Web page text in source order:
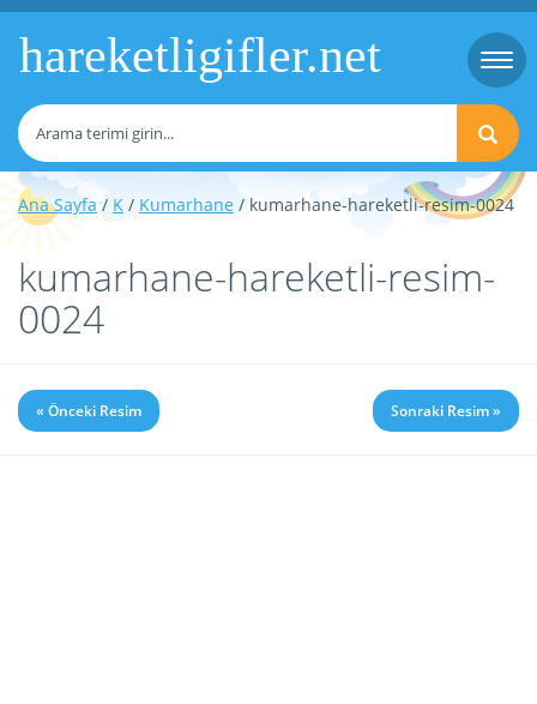
hareketligifler.net
Ana Sayfa/ K / Kumarhane / kumarhane-hareketli-resim-0024
kumarhane-hareketli-resim-
0024
« Önceki Resim Sonraki Resim »